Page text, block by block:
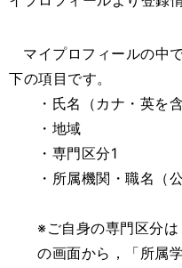
マイプロフィールの中
下の項目です。
・氏名（カナ・英を含
・地域
・専門区分1
・所属機関・職名（
※ご自身の専門区分
の画面から，「所属